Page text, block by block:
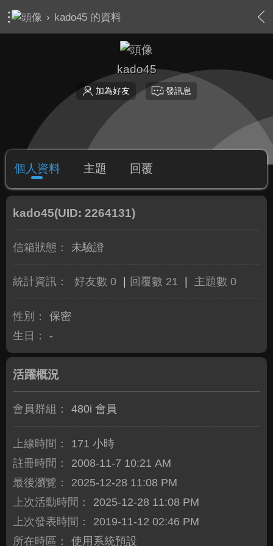
› kado45 的資料
kado45
加為好友 發訊息
個人資料 主題 回覆
kado45(UID: 2264131)
信箱狀態： 未驗證
統計資訊： 好友數 0 回覆數 21 主題數 0
性別：
保密
生日：
-
活躍概況
會員群組： 480i 會員
上線時間：
171 小時
註冊時間：
2008-11-7 10:21 AM
最後瀏覽：
2025-12-28 11:08 PM
上次活動時間：
2025-12-28 11:08 PM
上次發表時間：
2019-11-12 02:46 PM
所在時區：
使用系統預設